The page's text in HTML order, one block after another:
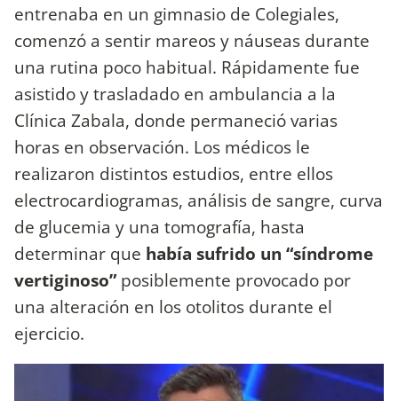
entrenaba en un gimnasio de Colegiales,
comenzó a sentir mareos y náuseas durante
una rutina poco habitual. Rápidamente fue
asistido y trasladado en ambulancia a la
Clínica Zabala, donde permaneció varias
horas en observación. Los médicos le
realizaron distintos estudios, entre ellos
electrocardiogramas, análisis de sangre, curva
de glucemia y una tomografía, hasta
determinar que había sufrido un “síndrome
vertiginoso”posiblemente provocado por
una alteración en los otolitos durante el
ejercicio.